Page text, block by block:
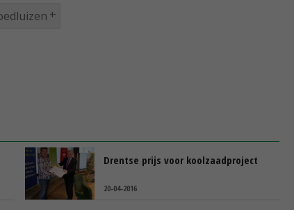
Drentse prijs voor koolzaadproject
20-04-2016